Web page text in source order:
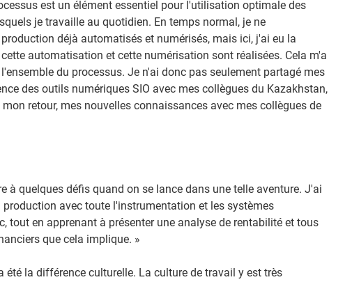
est un élément essentiel pour l'utilisation optimale des
je travaille au quotidien. En temps normal, je ne
déjà automatisés et numérisés, mais ici, j'ai eu la
automatisation et cette numérisation sont réalisées. Cela m'a
du processus. Je n'ai donc pas seulement partagé mes
des outils numériques SIO avec mes collègues du Kazakhstan,
retour, mes nouvelles connaissances avec mes collègues de
à quelques défis quand on se lance dans une telle aventure. J'ai
avec toute l'instrumentation et les systèmes
tout en apprenant à présenter une analyse de rentabilité et tous
que cela implique. »
été la différence culturelle. La culture de travail y est très